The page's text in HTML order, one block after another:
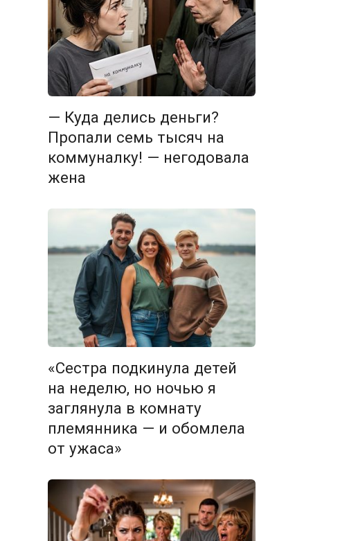
— Куда делись деньги?
Пропали семь тысяч на
коммуналку! — негодовала
жена
«Сестра подкинула детей
на неделю, но ночью я
заглянула в комнату
племянника — и обомлела
от ужаса»